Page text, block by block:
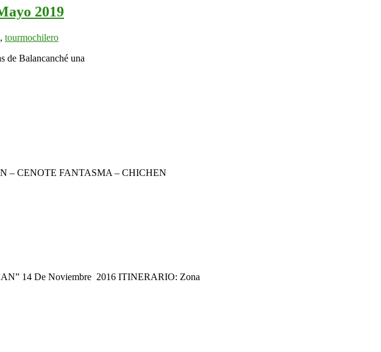
2019
, tourmochilero
de Balancanché una
– CENOTE FANTASMA – CHICHEN
14 De Noviembre 2016 ITINERARIO: Zona